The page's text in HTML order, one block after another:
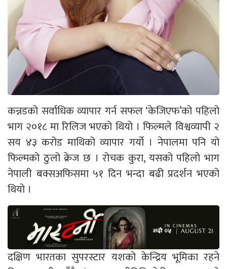
कन्नडको सर्वाधिक व्यापार गर्न सफल ‘केजिएफ’को पहिलो
भाग २०१८ मा रिलिज भएको थियो । फिल्मले विश्वव्यापी २
सय ४३ करोड माथिको व्यापार गर्यो । नेपालमा पनि यो
फिल्मको ठुलो क्रेज छ । रोचक कुरा, यसको पहिलो भाग
नेपाली बक्सअफिसमा ५१ दिन भन्दा बढी प्रदर्शन भएको
थियो ।
दक्षिण भारतका सुपरस्टार यशको केन्द्रिय भूमिका रहने